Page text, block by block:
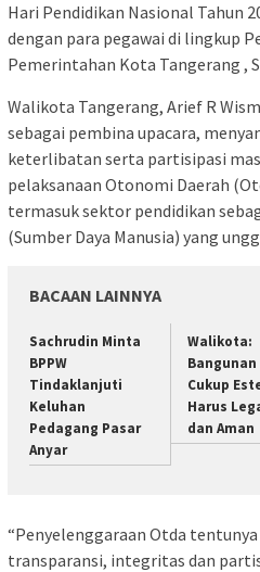
Hari Pendidikan Nasional Tahun
dengan para pegawai di lingkup
Pemerintahan Kota Tangerang ,
Walikota Tangerang, Arief R
sebagai pembina upacara,
keterlibatan serta partisipasi
pelaksanaan Otonomi Daerah
termasuk sektor pendidikan
(Sumber Daya Manusia) yang
BACAAN LAINNYA
Sachrudin Minta
BPPW
Tindaklanjuti
Keluhan
Pedagang Pasar
Anyar
Walikota:
Bangunan
Cukup
Harus
dan Aman
“Penyelenggaraan Otda
transparansi, integritas dan